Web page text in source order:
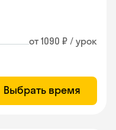
от 1090 ₽ / урок
Выбрать время